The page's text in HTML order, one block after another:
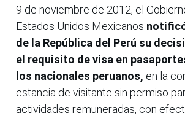
9 de noviembre de 2012, el
Estados Unidos Mexicanos
de la República del Perú su
el requisito de visa en
los nacionales peruanos, en la
estancia de visitante sin permiso
actividades remuneradas, con